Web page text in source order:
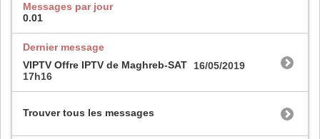
Messages par jour
0.01
Dernier message
VIPTV Offre IPTV de Maghreb-SAT
16/05/2019
17h16
Trouver tous les messages